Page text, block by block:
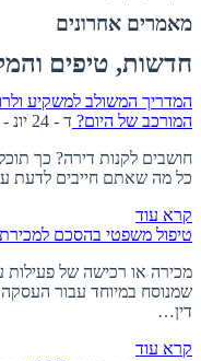
מאמרים אחרונים
חדשות, טיפים
המדריך המשולב למשקיע
המורכב של היום? ד - 24 יונ - 2:47 pm
חושבים לקנות דירה? כך
כל מה שאתם חייבים לדעת
קרא עוד
טיפול משפטי בהסכם
מכירה או רכישה של
שמנוסח במיוחד עבור
דין…
קרא עוד